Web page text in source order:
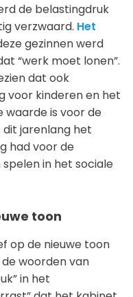
de belastingdruk
verzwaard. Het
gezinnen werd
“werk moet lonen”.
dat ook
voor kinderen en het
waarde is voor de
dit jarenlang het
had voor de
in het sociale
toon
op de nieuwe toon
woorden van
in het